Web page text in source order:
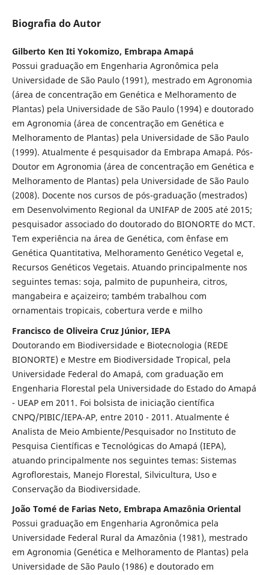
Biografia do Autor
Gilberto Ken Iti Yokomizo, Embrapa Amapá
Possui graduação em Engenharia Agronômica pela
Universidade de São Paulo (1991), mestrado em Agronomia
(área de concentração em Genética e Melhoramento de
Plantas) pela Universidade de São Paulo (1994) e doutorado
em Agronomia (área de concentração em Genética e
Melhoramento de Plantas) pela Universidade de São Paulo
(1999). Atualmente é pesquisador da Embrapa Amapá. Pós-
Doutor em Agronomia (área de concentração em Genética e
Melhoramento de Plantas) pela Universidade de São Paulo
(2008). Docente nos cursos de pós-graduação (mestrados)
em Desenvolvimento Regional da UNIFAP de 2005 até 2015;
pesquisador associado do doutorado do BIONORTE do MCT.
Tem experiência na área de Genética, com ênfase em
Genética Quantitativa, Melhoramento Genético Vegetal e,
Recursos Genéticos Vegetais. Atuando principalmente nos
seguintes temas: soja, palmito de pupunheira, citros,
mangabeira e açaizeiro; também trabalhou com
ornamentais tropicais, cobertura verde e milho
Francisco de Oliveira Cruz Júnior, IEPA
Doutorando em Biodiversidade e Biotecnologia (REDE
BIONORTE) e Mestre em Biodiversidade Tropical, pela
Universidade Federal do Amapá, com graduação em
Engenharia Florestal pela Universidade do Estado do Amapá
- UEAP em 2011. Foi bolsista de iniciação científica
CNPQ/PIBIC/IEPA-AP, entre 2010 - 2011. Atualmente é
Analista de Meio Ambiente/Pesquisador no Instituto de
Pesquisa Científicas e Tecnológicas do Amapá (IEPA),
atuando principalmente nos seguintes temas: Sistemas
Agroflorestais, Manejo Florestal, Silvicultura, Uso e
Conservação da Biodiversidade.
João Tomé de Farias Neto, Embrapa Amazônia Oriental
Possui graduação em Engenharia Agronômica pela
Universidade Federal Rural da Amazônia (1981), mestrado
em Agronomia (Genética e Melhoramento de Plantas) pela
Universidade de São Paulo (1986) e doutorado em